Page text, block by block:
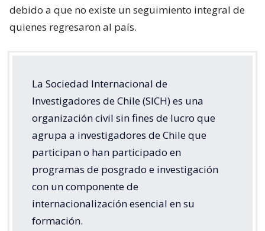
debido a que no existe un seguimiento integral de
quienes regresaron al país.
La Sociedad Internacional de
Investigadores de Chile (SICH) es una
organización civil sin fines de lucro que
agrupa a investigadores de Chile que
participan o han participado en
programas de posgrado e investigación
con un componente de
internacionalización esencial en su
formación.